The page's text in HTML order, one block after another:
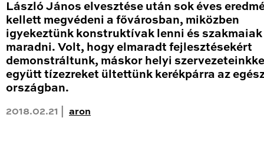
László János elvesztése után sok éves
kellett megvédeni a fővárosban, miközben
igyekeztünk konstruktívak lenni és szakmaiak
maradni. Volt, hogy elmaradt fejlesztésekért
demonstráltunk, máskor helyi
együtt tízezreket ültettünk kerékpárra az
országban.
2018.02.21 | aron